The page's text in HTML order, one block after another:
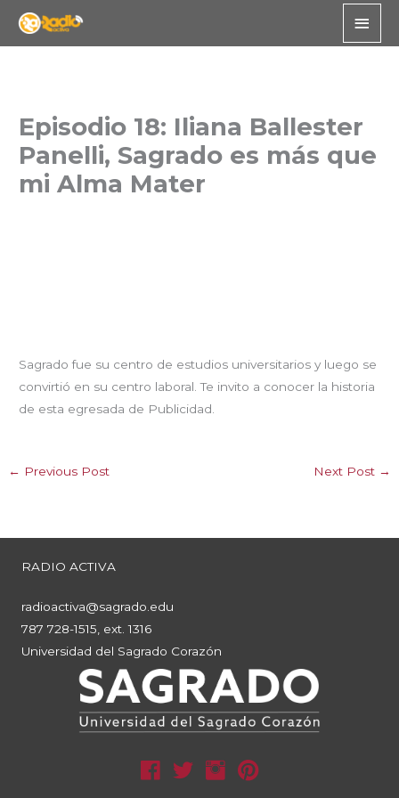
Main
Episodio 18: Iliana Ballester
Panelli, Sagrado es más que
mi Alma Mater
Sagrado fue su centro de estudios universitarios y luego se
convirtió en su centro laboral. Te invito a conocer la historia
de esta egresada de Publicidad.
← Previous Post Next Post →
RADIO ACTIVA
radioactiva@sagrado.edu
787 728-1515, ext. 1316
Universidad del Sagrado Corazón